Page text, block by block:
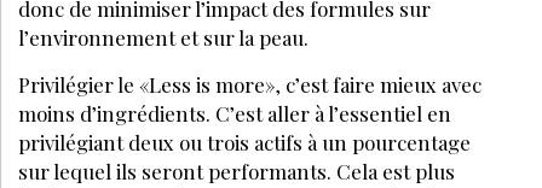
ANNONCER S’ABONNER
© LES NOUVELLES ESTHÉTIQUES
MENTIONS LÉGALES
POLITIQUE DE CONFIDENTIALITÉ